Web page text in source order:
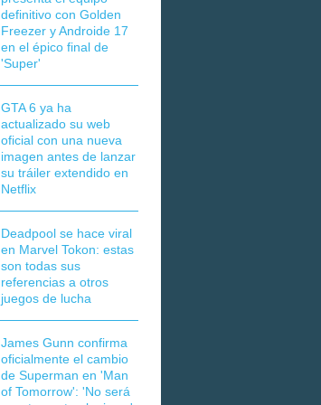
definitivo con Golden
Freezer y Androide 17
en el épico final de
'Super'
GTA 6 ya ha
actualizado su web
oficial con una nueva
imagen antes de lanzar
su tráiler extendido en
Netflix
Deadpool se hace viral
en Marvel Tokon: estas
son todas sus
referencias a otros
juegos de lucha
James Gunn confirma
oficialmente el cambio
de Superman en 'Man
of Tomorrow': 'No será